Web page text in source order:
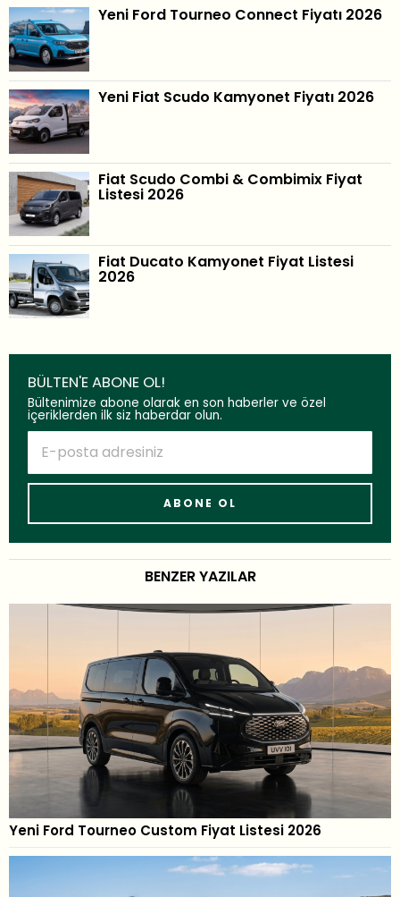
Yeni Ford Tourneo Connect Fiyatı 2026
Yeni Fiat Scudo Kamyonet Fiyatı 2026
Fiat Scudo Combi & Combimix Fiyat
Listesi 2026
Fiat Ducato Kamyonet Fiyat Listesi
2026
BÜLTEN'E ABONE OL!
Bültenimize abone olarak en son haberler ve özel
içeriklerden ilk siz haberdar olun.
BENZER YAZILAR
Yeni Ford Tourneo Custom Fiyat Listesi 2026